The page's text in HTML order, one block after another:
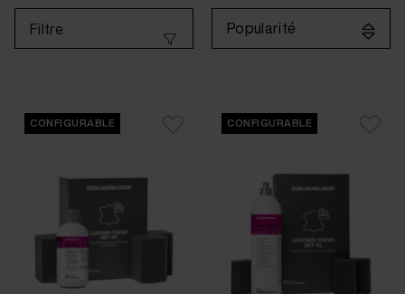
Popularité
Filtre
CONFIGURABLE CONFIGURABLE